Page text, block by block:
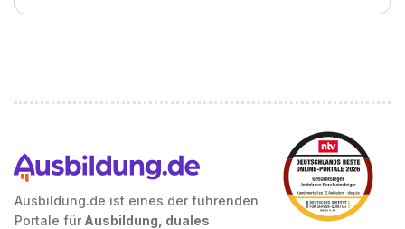
Ausbildung.de ist eines der führenden
Portale für Ausbildung, duales